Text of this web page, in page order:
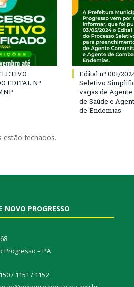
EDITAL Nº
Edital nº 001/
Seletivo
vagas de
de Saúde e
de Endemias
estão fechados.
NOVO PROGRESSO
Progresso – PA
/ 1151 / 1152